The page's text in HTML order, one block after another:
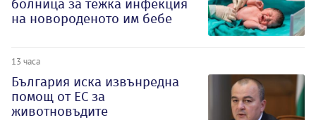
болница за тежка инфекция
на новороденото им бебе
13 часа
България иска извънредна
помощ от ЕС за
животновъдите